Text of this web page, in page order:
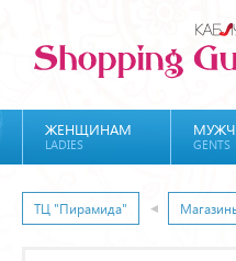
ЖЕНЩИНАМ
LADIES GENTS
ТЦ "Пирамида"